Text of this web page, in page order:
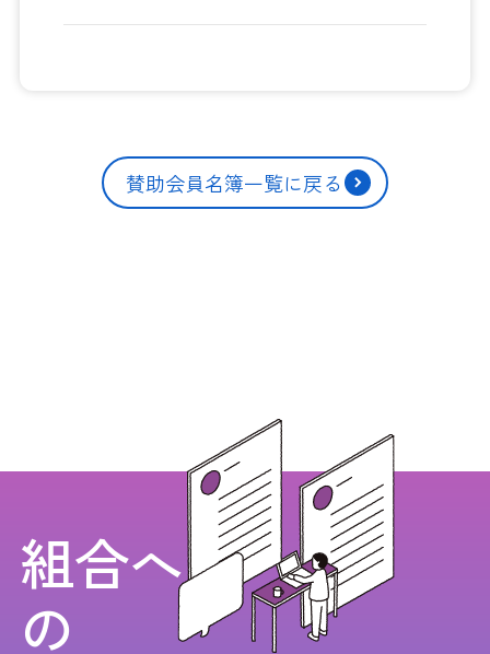
賛助会員名簿一覧に戻る
組合へ
の